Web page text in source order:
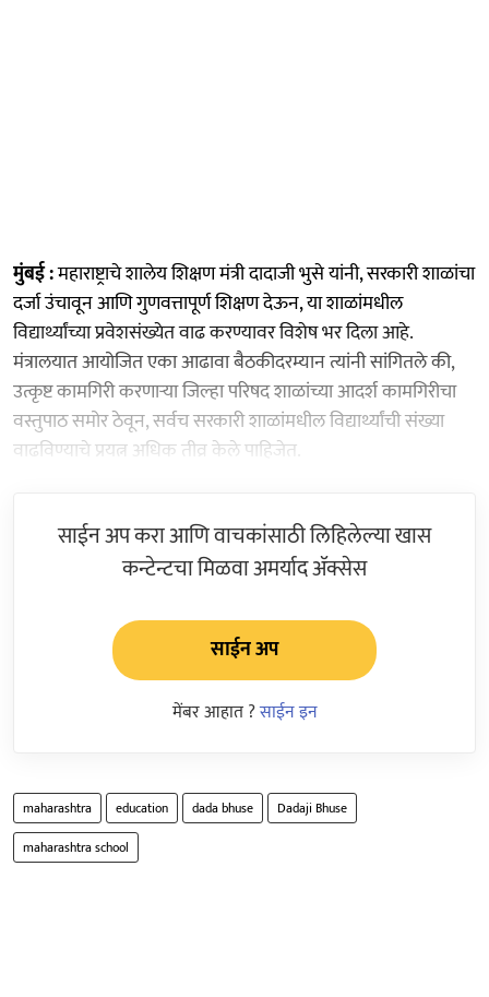
मुंबई :महाराष्ट्राचे शालेय शिक्षण मंत्री दादाजी भुसे यांनी, सरकारी शाळांचा
दर्जा उंचावून आणि गुणवत्तापूर्ण शिक्षण देऊन, या शाळांमधील
विद्यार्थ्यांच्या प्रवेशसंख्येत वाढ करण्यावर विशेष भर दिला आहे.
मंत्रालयात आयोजित एका आढावा बैठकीदरम्यान त्यांनी सांगितले की,
उत्कृष्ट कामगिरी करणाऱ्या जिल्हा परिषद शाळांच्या आदर्श कामगिरीचा
वस्तुपाठ समोर ठेवून, सर्वच सरकारी शाळांमधील विद्यार्थ्यांची संख्या
वाढविण्याचे प्रयत्न अधिक तीव्र केले पाहिजेत.
साईन अप करा आणि वाचकांसाठी लिहिलेल्या खास
कन्टेन्टचा मिळवा अमर्याद ॲक्सेस
साईन अप
मेंबर आहात ?साईन इन
maharashtra education dada bhuse
Dadaji Bhuse
maharashtra school